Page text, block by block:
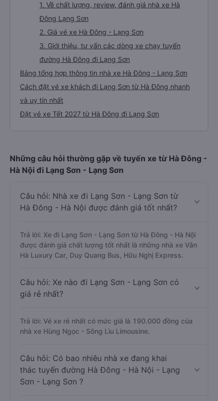
1. Về chất lượng, review, đánh giá nhà xe Hà
Đông Lạng Sơn
2. Giá vé xe Hà Đông - Lạng Sơn
3. Giới thiệu, tư vấn các dòng xe chạy tuyến
đường Hà Đông đi Lạng Sơn
Bảng tổng hợp thông tin nhà xe Hà Đông - Lạng Sơn
Cách đặt vé xe khách đi Lạng Sơn từ Hà Đông nhanh
và uy tín nhất
Đặt vé xe Tết 2027 từ Hà Đông đi Lạng Sơn
Những câu hỏi thường gặp về tuyến xe từ Hà Đông -
Hà Nội đi Lạng Sơn - Lạng Sơn
Câu hỏi: Nhà xe đi Lạng Sơn - Lạng Sơn từ
Hà Đông - Hà Nội được đánh giá tốt nhất?
Trả lời: Xe đi Lạng Sơn - Lạng Sơn từ Hà Đông - Hà Nội
được đánh giá chất lượng tốt nhất là những nhà xe Vân
Hà Luxury Car, Duy Quang Bus, Hữu Nghị Express.
Câu hỏi: Xe nào đi Lạng Sơn - Lạng Sơn có
giá rẻ nhất?
Trả lời: Vé xe rẻ nhất có mức giá là 190.000 đồng của
nhà xe Hùng Ngọc - Sông Lìu Limousine.
Câu hỏi: Có bao nhiêu nhà xe đang khai
thác tuyến đường Hà Đông - Hà Nội - Lạng
Sơn - Lạng Sơn ?